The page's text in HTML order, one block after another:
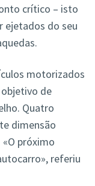
crítico – isto
ejetados do seu
motorizados
de
Quatro
dimensão
próximo
referiu